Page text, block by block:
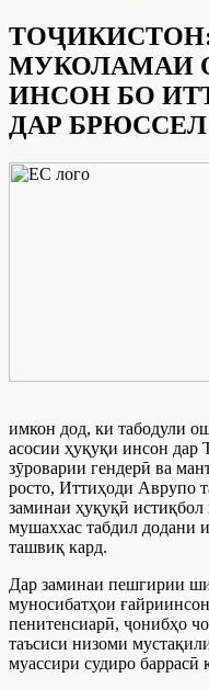
МУКОЛАМАИ
ИНСОН БО
ДАР БРЮССЕЛ
имкон дод, ки табодули
асосии ҳуқуқи инсон дар
зӯроварии гендерӣ ва
росто, Иттиҳоди Аврупо
заминаи ҳуқуқӣ истиқбол
мушаххас табдил додани
ташвиқ кард.
Дар заминаи пешгирии
муносибатҳои
пенитенсиарӣ, ҷонибҳо
таъсиси низоми
муассири судиро баррасӣ